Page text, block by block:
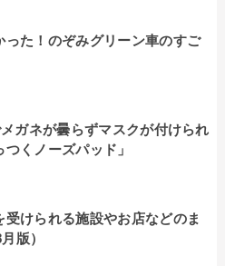
った！のぞみグリーン車のすご
ガネが曇らずマスクが付けられ
くノーズパッド」
受けられる施設やお店などのま
版）